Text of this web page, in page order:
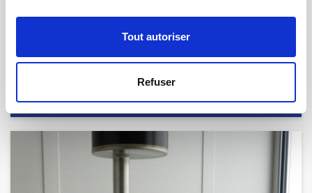
Tout autoriser
Refuser
26.09.2012 | parOlivier Baluais
discrimination acoustique